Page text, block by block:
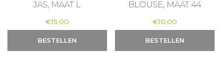
JAS, MAAT L
€15,00
BESTELLEN
BLOUSE, MAAT 44
€10,00
BESTELLEN